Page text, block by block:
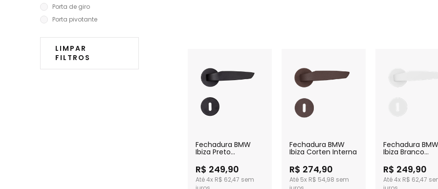
Porta de giro
Porta pivotante
LIMPAR
FILTROS
Fechadura BMW
Ibiza Preto
R$ 249,90
4x R$ 62,47
Fechadura BMW
Ibiza Corten Interna
R$ 274,90
5x R$ 54,98
Fechadura BMW
Ibiza Branco
R$ 249,90
4x R$ 62,47